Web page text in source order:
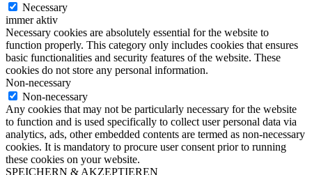
Necessary
immer aktiv
Necessary cookies are absolutely essential for the website to
function properly. This category only includes cookies that ensures
basic functionalities and security features of the website. These
cookies do not store any personal information.
Non-necessary
Non-necessary
Any cookies that may not be particularly necessary for the website
to function and is used specifically to collect user personal data via
analytics, ads, other embedded contents are termed as non-necessary
cookies. It is mandatory to procure user consent prior to running
these cookies on your website.
SPEICHERN & AKZEPTIEREN